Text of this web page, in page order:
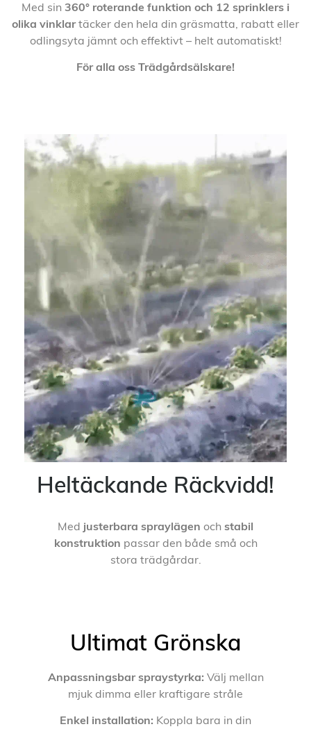
Med sin 360° roterande funktion och 12 sprinklers i
olika vinklartäcker den hela din gräsmatta, rabatt eller
odlingsyta jämnt och effektivt – helt automatiskt!
För alla oss Trädgårdsälskare!
Heltäckande Räckvidd!
Med justerbara spraylägen och stabil
konstruktion passar den både små och
stora trädgårdar.
Ultimat Grönska
Anpassningsbar spraystyrka: Välj mellan
mjuk dimma eller kraftigare stråle
Enkel installation: Koppla bara in din